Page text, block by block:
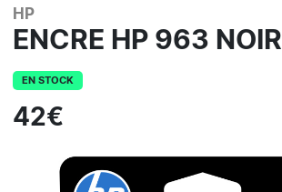
HP
ENCRE HP 963 NOIR
EN STOCK
42€